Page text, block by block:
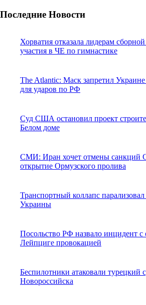
Последние Новости
Хорватия отказала лидерам
участия в ЧЕ по гимнастике
The Atlantic: Маск запретил Украине
для ударов по РФ
Суд США остановил проект
Белом доме
СМИ: Иран хочет отмены санкций
открытие Ормузского пролива
Транспортный коллапс
Украины
Посольство РФ назвало инцидент
Лейпциге провокацией
Беспилотники атаковали турецкий
Новороссийска